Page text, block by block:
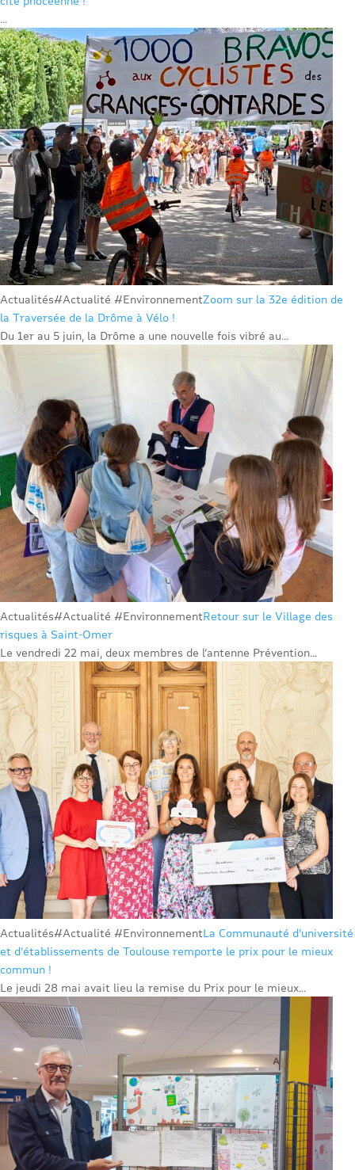
...
Actualités#Actualité #EnvironnementZoom sur la 32e édition de
la Traversée de la Drôme à Vélo !
Du 1er au 5 juin, la Drôme a une nouvelle fois vibré au...
Actualités#Actualité #EnvironnementRetour sur le Village des
risques à Saint-Omer
Le vendredi 22 mai, deux membres de l’antenne Prévention...
Actualités#Actualité #EnvironnementLa Communauté d’université
et d’établissements de Toulouse remporte le prix pour le mieux
commun !
Le jeudi 28 mai avait lieu la remise du Prix pour le mieux...